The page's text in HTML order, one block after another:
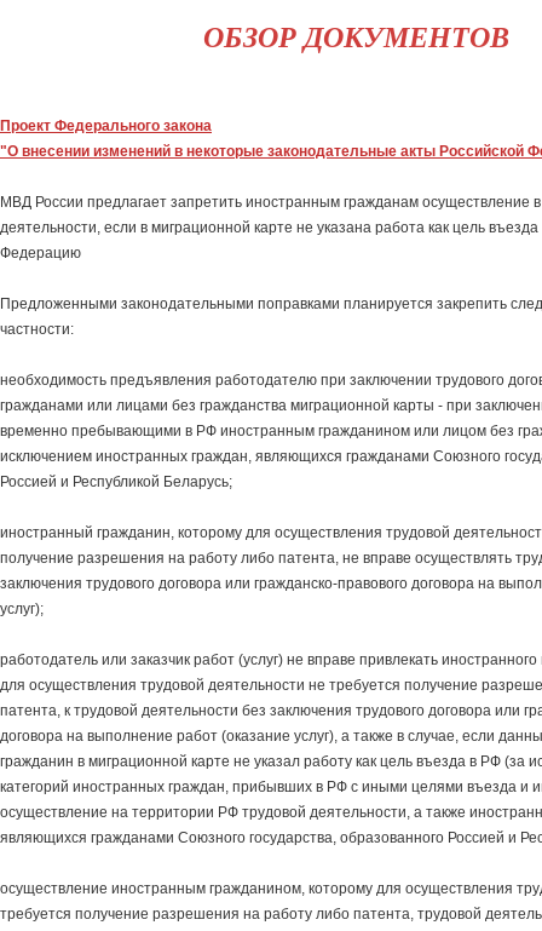
ОБЗОР ДОКУМЕНТОВ
Проект Федерального закона
"О внесении изменений в некоторые законодательные акты Российской
МВД России предлагает запретить иностранным гражданам осуществление
деятельности, если в миграционной карте не указана работа как цель въезда
Федерацию
Предложенными законодательными поправками планируется закрепить
частности:
необходимость предъявления работодателю при заключении трудового
гражданами или лицами без гражданства миграционной карты - при
временно пребывающими в РФ иностранным гражданином или лицом без
исключением иностранных граждан, являющихся гражданами Союзного
Россией и Республикой Беларусь;
иностранный гражданин, которому для осуществления трудовой
получение разрешения на работу либо патента, не вправе осуществлять
заключения трудового договора или гражданско-правового договора на
услуг);
работодатель или заказчик работ (услуг) не вправе привлекать
для осуществления трудовой деятельности не требуется получение
патента, к трудовой деятельности без заключения трудового договора или
договора на выполнение работ (оказание услуг), а также в случае, если
гражданин в миграционной карте не указал работу как цель въезда в РФ (за
категорий иностранных граждан, прибывших в РФ с иными целями въезда и
осуществление на территории РФ трудовой деятельности, а также
являющихся гражданами Союзного государства, образованного Россией и
осуществление иностранным гражданином, которому для осуществления
требуется получение разрешения на работу либо патента, трудовой